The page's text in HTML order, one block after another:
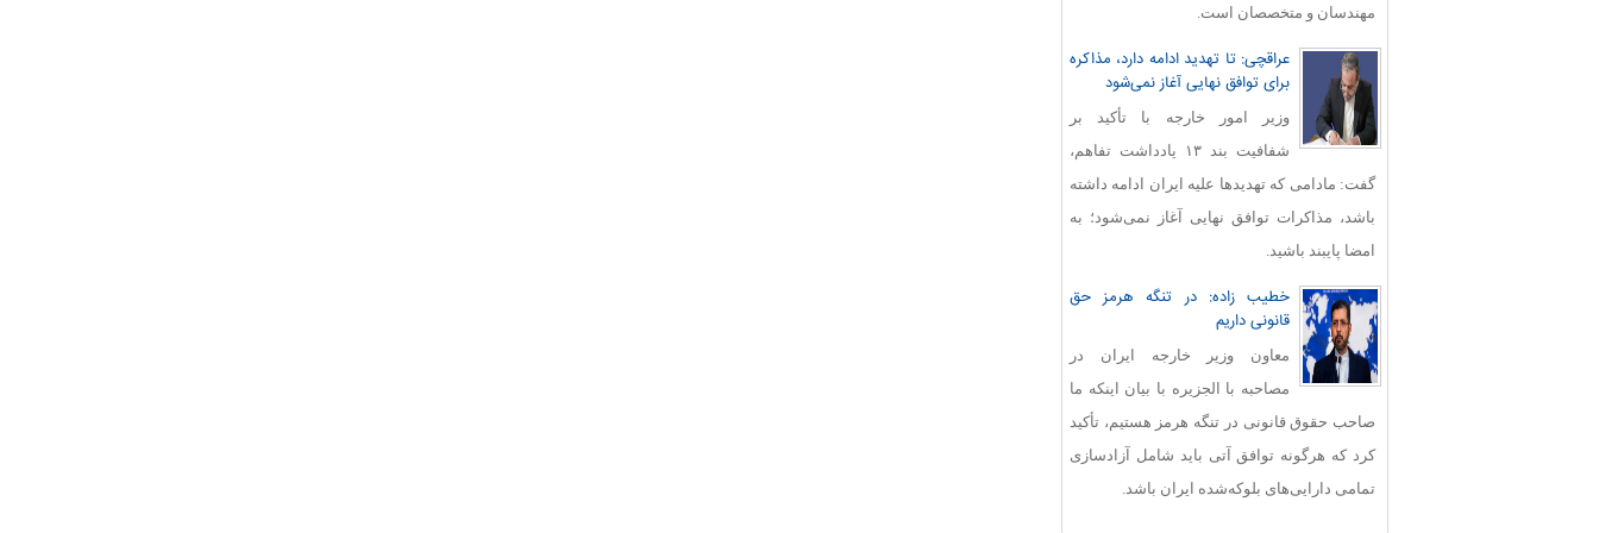
مهندسان و متخصصان است.
عراقچی: تا تهدید ادامه دارد، مذاکره
برای توافق نهایی آغاز نمی‌شود
وزیر امور خارجه با تأکید بر
شفافیت بند ۱۳ یادداشت تفاهم،
گفت: مادامی که تهدیدها علیه ایران ادامه داشته
باشد، مذاکرات توافق نهایی آغاز نمی‌شود؛ به
امضا پایبند باشید.
خطیب زاده: در تنگه هرمز حق
قانونی داریم
معاون وزیر خارجه ایران در
مصاحبه با الجزیره با بیان اینکه ما
صاحب حقوق قانونی در تنگه هرمز هستیم، تأکید
کرد که هرگونه توافق آتی باید شامل آزادسازی
تمامی دارایی‌های بلوکه‌شده ایران باشد.